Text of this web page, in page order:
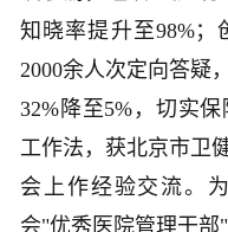
知晓率提升至98%；
2000余人次定向答疑
32%降至5%，切实
工作法，获北京市卫
会上作经验交流。
会"优秀医院管理干部"